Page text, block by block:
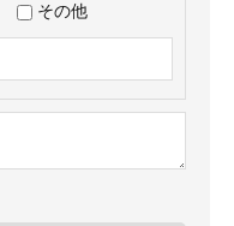
その他